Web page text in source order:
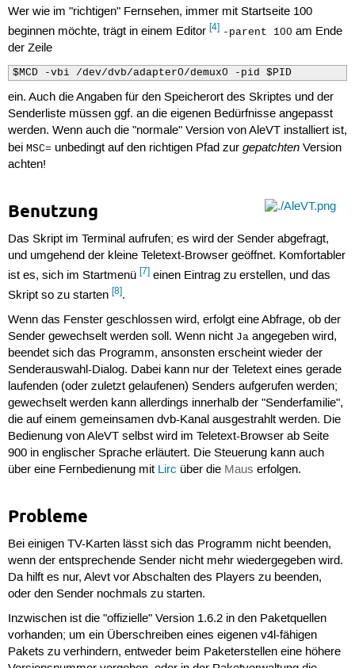
14
16
17
19
21
$MCD
-vbi /dev/dvb/adapter0/demux0 -pid $PID
zenity --title
if [ "$END" = "Ja" ]; then
if
[ "$END" != "Ja" ]; then
fi
Wer wie im "richtigen" Fernsehen, immer mit Startseite 100
beginnen möchte, trägt in einem Editor [4] -parent 100 am Ende
der Zeile
$MCD -vbi /dev/dvb/adapter0/demux0 -pid $PID
ein. Auch die Angaben für den Speicherort des Skriptes und der
Senderliste müssen ggf. an die eigenen Bedürfnisse angepasst
werden. Wenn auch die "normale" Version von AleVT installiert ist,
bei MSC= unbedingt auf den richtigen Pfad zur gepatchtenVersion
achten!
Benutzung
Das Skript im Terminal aufrufen; es wird der Sender abgefragt,
und umgehend der kleine Teletext-Browser geöffnet. Komfortabler
ist es, sich im Startmenü [7]einen Eintrag zu erstellen, und das
Skript so zu starten [8].
Wenn das Fenster geschlossen wird, erfolgt eine Abfrage, ob der
Sender gewechselt werden soll. Wenn nicht Jaangegeben wird,
beendet sich das Programm, ansonsten erscheint wieder der
Senderauswahl-Dialog. Dabei kann nur der Teletext eines gerade
laufenden (oder zuletzt gelaufenen) Senders aufgerufen werden;
gewechselt werden kann allerdings innerhalb der "Senderfamilie",
die auf einem gemeinsamen dvb-Kanal ausgestrahlt werden. Die
Bedienung von AleVT selbst wird im Teletext-Browser ab Seite
900 in englischer Sprache erläutert. Die Steuerung kann auch
über eine Fernbedienung mit Lirc über die Maus erfolgen.
Probleme
Bei einigen TV-Karten lässt sich das Programm nicht beenden,
wenn der entsprechende Sender nicht mehr wiedergegeben wird.
Da hilft es nur, Alevt vor Abschalten des Players zu beenden,
oder den Sender nochmals zu starten.
Inzwischen ist die "offizielle" Version 1.6.2 in den Paketquellen
vorhanden; um ein Überschreiben eines eigenen v4l-fähigen
Pakets zu verhindern, entweder beim Paketerstellen eine höhere